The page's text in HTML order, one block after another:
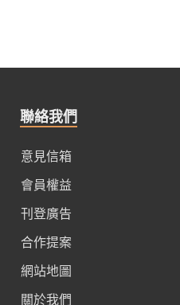
聯絡我們
意見信箱
會員權益
刊登廣告
合作提案
網站地圖
關於我們